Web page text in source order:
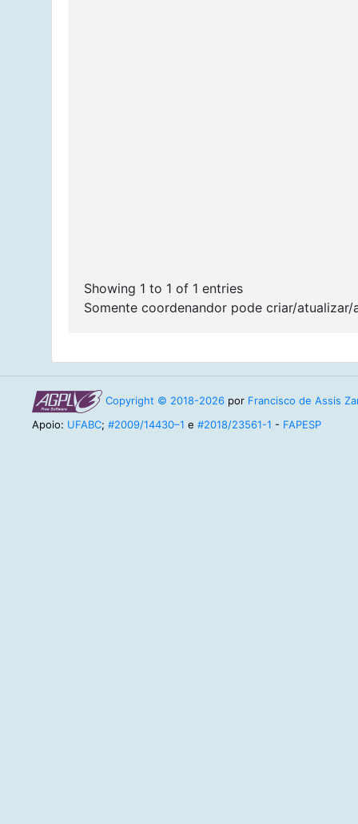
Showing 1 to 1 of 1 entries
Somente coordenandor pode criar/
Copyright © 2018-2026 por Francisco de Assis
Apoio: UFABC; #2009/14430–1 e #2018/23561-1 - FAPESP